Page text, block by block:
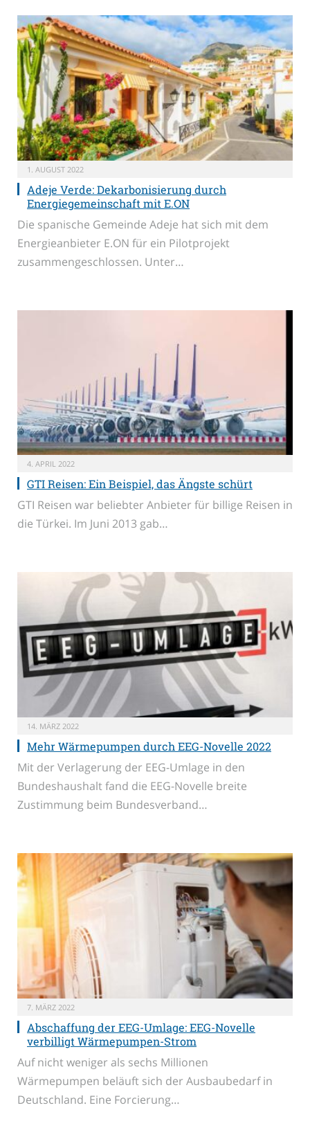
1. AUGUST 2022
Adeje Verde: Dekarbonisierung durch
Energiegemeinschaft mit E.ON
Die spanische Gemeinde Adeje hat sich mit dem
Energieanbieter E.ON für ein Pilotprojekt
zusammengeschlossen. Unter…
4. APRIL 2022
GTI Reisen: Ein Beispiel, das Ängste schürt
GTI Reisen war beliebter Anbieter für billige Reisen in
die Türkei. Im Juni 2013 gab…
14. MÄRZ 2022
Mehr Wärmepumpen durch EEG-Novelle 2022
Mit der Verlagerung der EEG-Umlage in den
Bundeshaushalt fand die EEG-Novelle breite
Zustimmung beim Bundesverband…
7. MÄRZ 2022
Abschaffung der EEG-Umlage: EEG-Novelle
verbilligt Wärmepumpen-Strom
Auf nicht weniger als sechs Millionen
Wärmepumpen beläuft sich der Ausbaubedarf in
Deutschland. Eine Forcierung…